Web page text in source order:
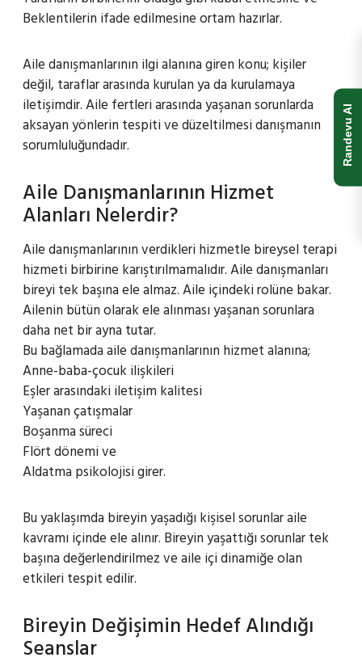
Beklentilerin ifade edilmesine ortam hazırlar.
Aile danışmanlarının ilgi alanına giren konu; kişiler
değil, taraflar arasında kurulan ya da kurulamaya
iletişimdir. Aile fertleri arasında yaşanan sorunlarda
aksayan yönlerin tespiti ve düzeltilmesi danışmanın
sorumluluğundadır.
Aile Danışmanlarının Hizmet
Alanları Nelerdir?
Aile danışmanlarının verdikleri hizmetle bireysel terapi
hizmeti birbirine karıştırılmamalıdır. Aile danışmanları
bireyi tek başına ele almaz. Aile içindeki rolüne bakar.
Ailenin bütün olarak ele alınması yaşanan sorunlara
daha net bir ayna tutar.
Bu bağlamada aile danışmanlarının hizmet alanına;
Anne-baba-çocuk ilişkileri
Eşler arasındaki iletişim kalitesi
Yaşanan çatışmalar
Boşanma süreci
Flört dönemi ve
Aldatma psikolojisi girer.
Bu yaklaşımda bireyin yaşadığı kişisel sorunlar aile
kavramı içinde ele alınır. Bireyin yaşattığı sorunlar tek
başına değerlendirilmez ve aile içi dinamiğe olan
etkileri tespit edilir.
Bireyin Değişimin Hedef Alındığı
Seanslar
Randevu Al